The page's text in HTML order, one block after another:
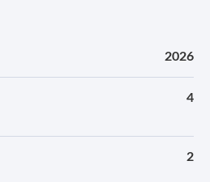
2026
4
2